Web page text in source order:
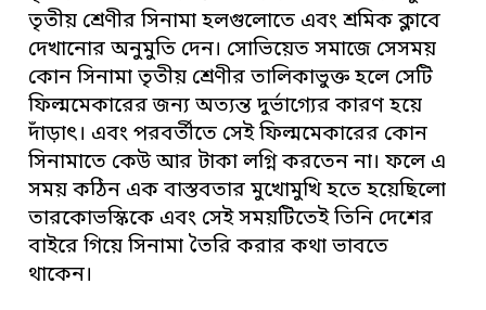
তৃতীয় শ্রেণীর সিনামা হলগুলোতে এবং শ্রমিক ক্লাবে
দেখানোর অনুমুতি দেন। সোভিয়েত সমাজে সেসময়
কোন সিনামা তৃতীয় শ্রেণীর তালিকাভুক্ত হলে সেটি
ফিল্মমেকারের জন্য অত্যন্ত দুর্ভাগ্যের কারণ হয়ে
দাঁড়াৎ। এবং পরবর্তীতে সেই ফিল্মমেকারের কোন
সিনামাতে কেউ আর টাকা লগ্নি করতেন না। ফলে এ
সময় কঠিন এক বাস্তবতার মুখোমুখি হতে হয়েছিলো
তারকোভস্কিকে এবং সেই সময়টিতেই তিনি দেশের
বাইরে গিয়ে সিনামা তৈরি করার কথা ভাবতে
থাকেন।